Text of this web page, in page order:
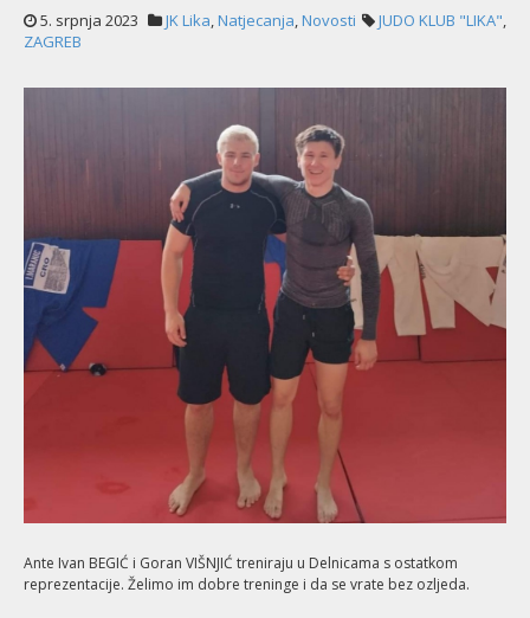
5. srpnja 2023 JK Lika,Natjecanja,Novosti JUDO KLUB "LIKA",
ZAGREB
Ante Ivan BEGIĆ i Goran VIŠNJIĆ treniraju u Delnicama s ostatkom
reprezentacije. Želimo im dobre treninge i da se vrate bez ozljeda.